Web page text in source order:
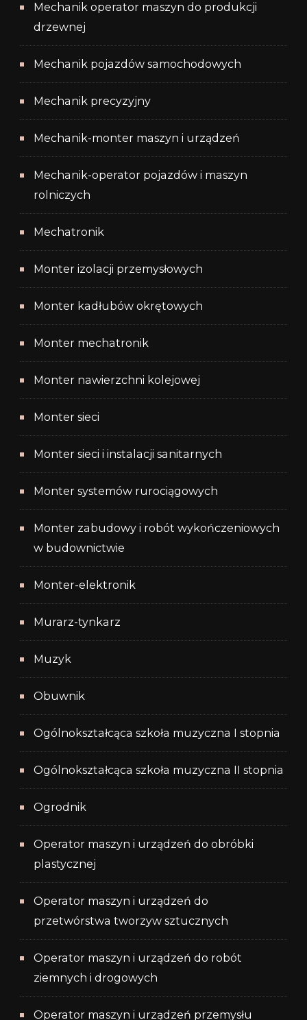
Mechanik operator maszyn do produkcji
drzewnej
Mechanik pojazdów samochodowych
Mechanik precyzyjny
Mechanik-monter maszyn i urządzeń
Mechanik-operator pojazdów i maszyn
rolniczych
Mechatronik
Monter izolacji przemysłowych
Monter kadłubów okrętowych
Monter mechatronik
Monter nawierzchni kolejowej
Monter sieci
Monter sieci i instalacji sanitarnych
Monter systemów rurociągowych
Monter zabudowy i robót wykończeniowych
w budownictwie
Monter-elektronik
Murarz-tynkarz
Muzyk
Obuwnik
Ogólnokształcąca szkoła muzyczna I stopnia
Ogólnokształcąca szkoła muzyczna II stopnia
Ogrodnik
Operator maszyn i urządzeń do obróbki
plastycznej
Operator maszyn i urządzeń do
przetwórstwa tworzyw sztucznych
Operator maszyn i urządzeń do robót
ziemnych i drogowych
Operator maszyn i urządzeń przemysłu